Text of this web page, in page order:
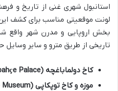
استانبول شهری غنی از تاریخ و
لونت موقعیتی مناسب برای کشف
بخش اروپایی و مدرن شهر واقع
تاریخی از طریق مترو و سایر
کاخ دولماباغچه (Dolmabahçe Palace):
موزه و کاخ توپکاپی (Topkapı Palace Museum):